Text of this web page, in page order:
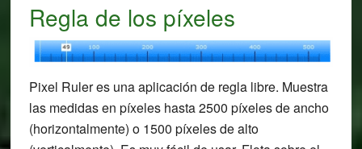
Regla de los píxeles
Pixel Ruler es una aplicación de regla libre. Muestra
las medidas en píxeles hasta 2500 píxeles de ancho
(horizontalmente) o 1500 píxeles de alto